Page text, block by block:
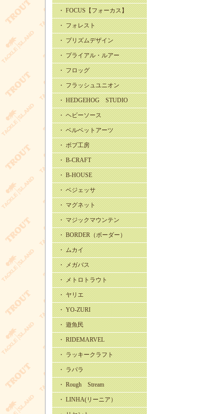
・ FOCUS【フォーカス】
・ フォレスト
・ プリズムデザイン
・ プライアル・ルアー
・ フロッグ
・ フラッシュユニオン
・ HEDGEHOG STUDIO
・ ヘビーソース
・ ベルベットアーツ
・ ボブ工房
・ B-CRAFT
・ B-HOUSE
・ ベジェッサ
・ マグネット
・ マジックマウンテン
・ BORDER（ボーダー）
・ ムカイ
・ メガバス
・ メトロトラウト
・ ヤリエ
・ YO-ZURI
・ 遊魚民
・ RIDEMARVEL
・ ラッキークラフト
・ ラパラ
・ Rough Stream
・ LINHA(リーニア）